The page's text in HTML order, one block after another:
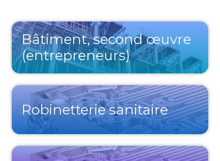
Bâtiment, second œuvre
(entrepreneurs)
Robinetterie sanitaire